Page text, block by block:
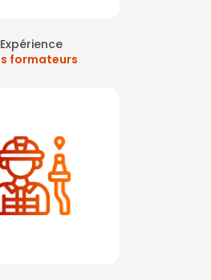
Expérience
formateurs